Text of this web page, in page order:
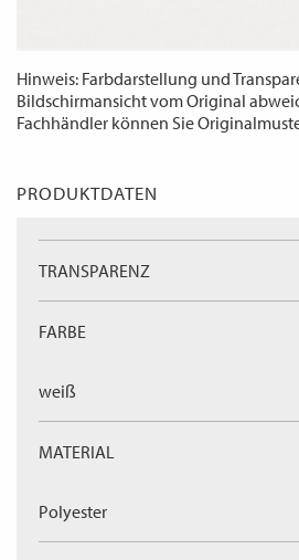
Hinweis: Farbdarstellung und
Bildschirmansicht vom Original
Fachhändler können Sie
PRODUKTDATEN
TRANSPARENZ
FARBE
weiß
MATERIAL
Polyester